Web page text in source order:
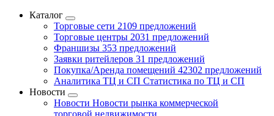
Каталог
Торговые сети 2109 предложений
Торговые центры 2031 предложений
Франшизы 353 предложений
Заявки ритейлеров 31 предложений
Покупка/Аренда помещений 42302 предложений
Аналитика ТЦ и СП Статистика по ТЦ и СП
Новости
Новости Новости рынка коммерческой
торговой недвижимости